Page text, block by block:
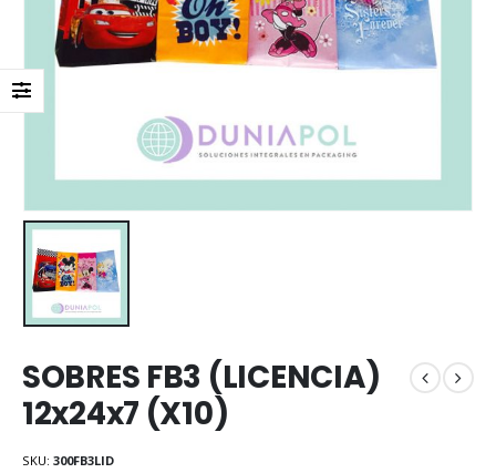
SOBRES FB3 (LICENCIA)
12x24x7 (X10)
SKU: 300FB3LID